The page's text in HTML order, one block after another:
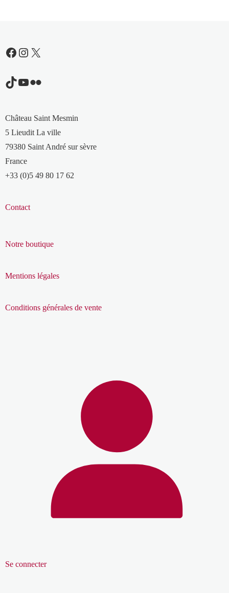
Facebook
Instagram
X
TikTok
YouTube
Flickr
Château Saint Mesmin
5 Lieudit La ville
79380 Saint André sur sèvre
France
+33 (0)5 49 80 17 62
Contact
Notre boutique
Mentions légales
Conditions générales de vente
Se connecter